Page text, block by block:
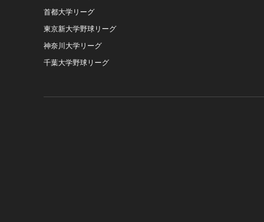
首都大学リーグ
東京新大学野球リーグ
神奈川大学リーグ
千葉大学野球リーグ